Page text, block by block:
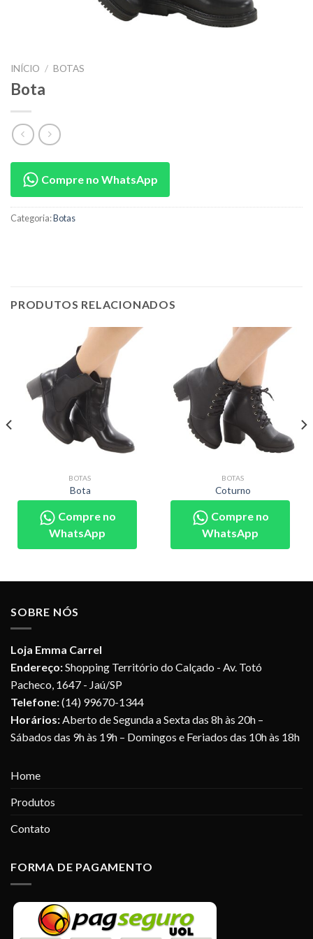
INÍCIO / BOTAS
Bota
Compre no WhatsApp
Categoria:Botas
PRODUTOS RELACIONADOS
BOTAS
Bota
Compre no
WhatsApp
BOTAS
Coturno
Compre no
WhatsApp
SOBRE NÓS
Loja Emma Carrel
Endereço:Shopping Território do Calçado - Av. Totó
Pacheco, 1647 - Jaú/SP
Telefone:(14) 99670-1344
Horários:Aberto de Segunda a Sexta das 8h às 20h –
Sábados das 9h às 19h – Domingos e Feriados das 10h às 18h
Home
Produtos
Contato
FORMA DE PAGAMENTO